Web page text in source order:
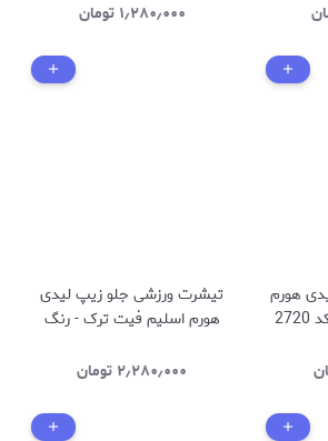
۱٫۲۸۰٫۰۰۰ تومان
هورم
تیشرت ورزشی جلو زیپ لیدی
هورم اسلیم فیت ترک - رنگ
۲٫۲۸۰٫۰۰۰ تومان